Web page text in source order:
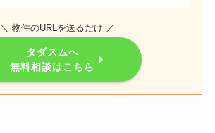
＼ 物件のURLを送るだけ ／
タダスムへ
無料相談はこちら